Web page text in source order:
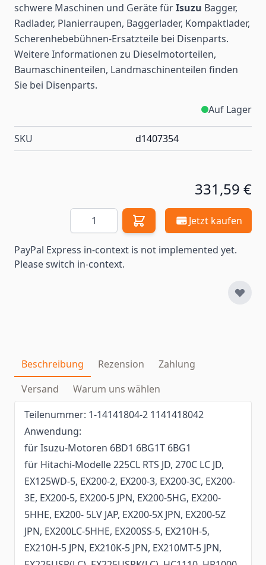
schwere Maschinen und Geräte fürIsuzu Bagger,
Radlader, Planierraupen, Baggerlader, Kompaktlader,
Scherenhebebühnen-Ersatzteile bei Disenparts.
Weitere Informationen zu Dieselmotorteilen,
Baumaschinenteilen, Landmaschinenteilen finden
Sie bei Disenparts.
Auf Lager
SKU d1407354
331,59 €
Menge Jetzt kaufen
PayPal Express in-context is not implemented yet.
Please switch in-context.
Beschreibung Rezension
Zahlung
Versand
Warum uns wählen
Teilenummer: 1-14141804-2 1141418042
Anwendung:
für Isuzu-Motoren 6BD1 6BG1T 6BG1
für Hitachi-Modelle 225CL RTS JD, 270C LC JD,
EX125WD-5, EX200-2, EX200-3, EX200-3C, EX200-
3E, EX200-5, EX200-5 JPN, EX200-5HG, EX200-
5HHE, EX200- 5LV JAP, EX200-5X JPN, EX200-5Z
JPN, EX200LC-5HHE, EX200SS-5, EX210H-5,
EX210H-5 JPN, EX210K-5 JPN, EX210MT-5 JPN,